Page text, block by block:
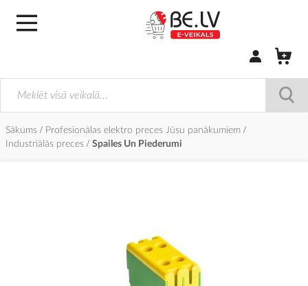
Pierakstīties/
Sākums
Profesionālas elektro preces Jūsu panākumiem
Industriālās preces
Spailes Un Piederumi